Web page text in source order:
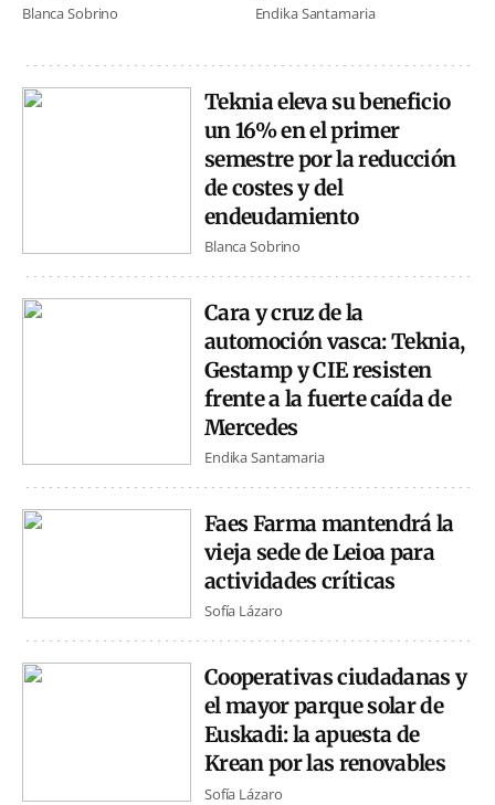
Blanca Sobrino Endika Santamaria
Teknia eleva su beneficio
un 16% en el primer
semestre por la reducción
de costes y del
endeudamiento
Blanca Sobrino
Cara y cruz de la
automoción vasca: Teknia,
Gestamp y CIE resisten
frente a la fuerte caída de
Mercedes
Endika Santamaria
Faes Farma mantendrá la
vieja sede de Leioa para
actividades críticas
Sofía Lázaro
Cooperativas ciudadanas y
el mayor parque solar de
Euskadi: la apuesta de
Krean por las renovables
Sofía Lázaro